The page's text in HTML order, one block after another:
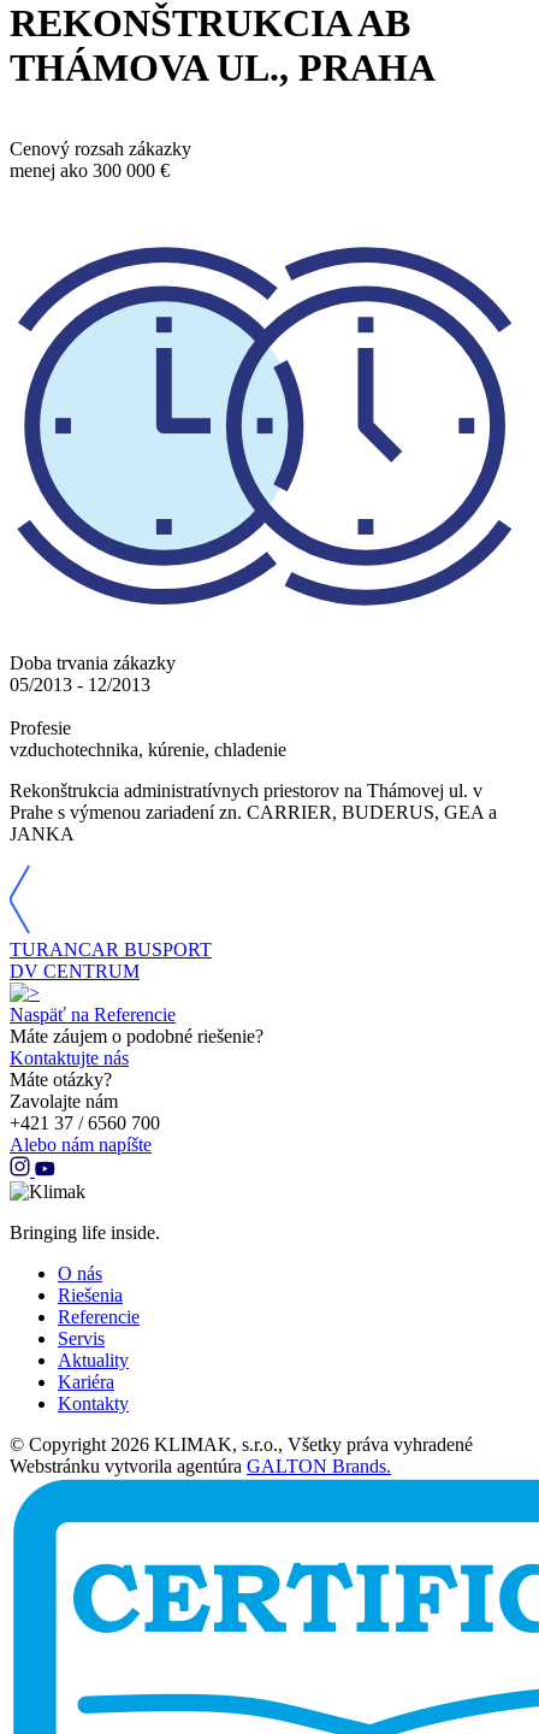
REKONŠTRUKCIA AB
THÁMOVA UL., PRAHA
Cenový rozsah zákazky
menej ako 300 000 €
Doba trvania zákazky
05/2013 - 12/2013
Profesie
vzduchotechnika, kúrenie, chladenie
Rekonštrukcia administratívnych priestorov na Thámovej ul. v
Prahe s výmenou zariadení zn. CARRIER, BUDERUS, GEA a
JANKA
TURANCAR BUSPORT
DV CENTRUM
Naspäť na Referencie
Máte záujem o podobné riešenie?
Kontaktujte nás
Máte otázky?
Zavolajte nám
+421 37 / 6560 700
Alebo nám napíšte
Bringing life inside.
O nás
Riešenia
Referencie
Servis
Aktuality
Kariéra
Kontakty
© Copyright 2026 KLIMAK, s.r.o., Všetky práva vyhradené
Webstránku vytvorila agentúra GALTON Brands.